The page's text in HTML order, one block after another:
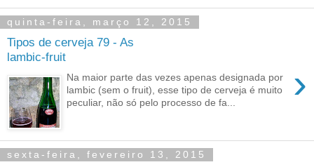
quinta-feira, março 12, 2015
Tipos de cerveja 79 - As
lambic-fruit
›
Na maior parte das vezes apenas designada por
lambic (sem o fruit), esse tipo de cerveja é muito
peculiar, não só pelo processo de fa...
sexta-feira, fevereiro 13, 2015